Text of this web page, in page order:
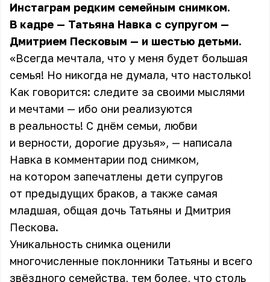
Инстаграм редким семейным снимком.
В кадре — Татьяна Навка с супругом —
Дмитрием Песковым — и шестью детьми.
«Всегда мечтала, что у меня будет большая
семья! Но никогда не думала, что настолько!
Как говорится: следите за своими мыслями
и мечтами — ибо они реализуются
в реальность! С днём семьи, любви
и верности, дорогие друзья», — написала
Навка в комментарии под снимком,
на котором запечатлены дети супругов
от предыдущих браков, а также самая
младшая, общая дочь Татьяны и Дмитрия
Пескова.
Уникальность снимка оценили
многочисленные поклонники Татьяны и всего
звёздного семейства, тем более, что столь